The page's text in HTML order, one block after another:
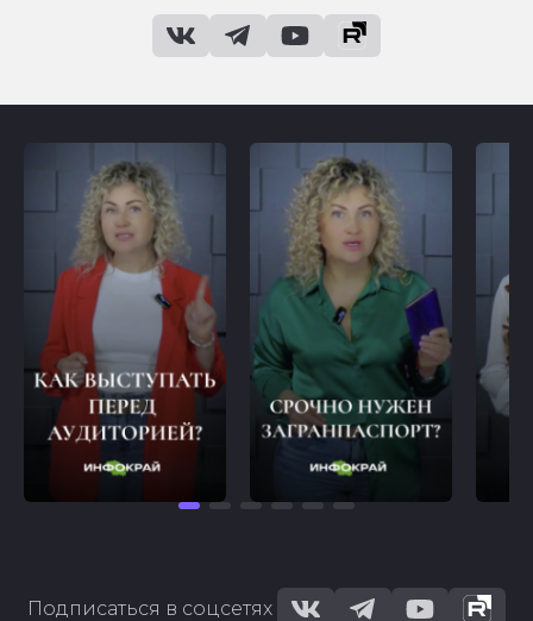
Подписаться в соцсетях